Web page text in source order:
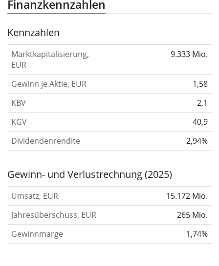
Finanzkennzahlen
Kennzahlen
Marktkapitalisierung,
EUR
9.333 Mio.
Gewinn je Aktie, EUR
1,58
KBV
2,1
KGV
40,9
Dividendenrendite
2,94%
Gewinn- und Verlustrechnung (2025)
Umsatz, EUR
15.172 Mio.
Jahresüberschuss, EUR
265 Mio.
Gewinnmarge
1,74%